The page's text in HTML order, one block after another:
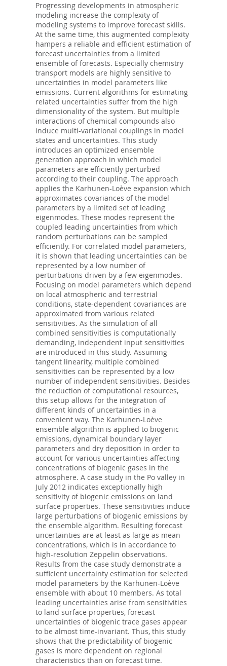
Progressing developments in atmospheric
modeling increase the complexity of
modeling systems to improve forecast skills.
At the same time, this augmented complexity
hampers a reliable and efficient estimation of
forecast uncertainties from a limited
ensemble of forecasts. Especially chemistry
transport models are highly sensitive to
uncertainties in model parameters like
emissions. Current algorithms for estimating
related uncertainties suffer from the high
dimensionality of the system. But multiple
interactions of chemical compounds also
induce multi-variational couplings in model
states and uncertainties. This study
introduces an optimized ensemble
generation approach in which model
parameters are efficiently perturbed
according to their coupling. The approach
applies the Karhunen-Loève expansion which
approximates covariances of the model
parameters by a limited set of leading
eigenmodes. These modes represent the
coupled leading uncertainties from which
random perturbations can be sampled
efficiently. For correlated model parameters,
it is shown that leading uncertainties can be
represented by a low number of
perturbations driven by a few eigenmodes.
Focusing on model parameters which depend
on local atmospheric and terrestrial
conditions, state-dependent covariances are
approximated from various related
sensitivities. As the simulation of all
combined sensitivities is computationally
demanding, independent input sensitivities
are introduced in this study. Assuming
tangent linearity, multiple combined
sensitivities can be represented by a low
number of independent sensitivities. Besides
the reduction of computational resources,
this setup allows for the integration of
different kinds of uncertainties in a
convenient way. The Karhunen-Loève
ensemble algorithm is applied to biogenic
emissions, dynamical boundary layer
parameters and dry deposition in order to
account for various uncertainties affecting
concentrations of biogenic gases in the
atmosphere. A case study in the Po valley in
July 2012 indicates exceptionally high
sensitivity of biogenic emissions on land
surface properties. These sensitivities induce
large perturbations of biogenic emissions by
the ensemble algorithm. Resulting forecast
uncertainties are at least as large as mean
concentrations, which is in accordance to
high-resolution Zeppelin observations.
Results from the case study demonstrate a
sufficient uncertainty estimation for selected
model parameters by the Karhunen-Loève
ensemble with about 10 members. As total
leading uncertainties arise from sensitivities
to land surface properties, forecast
uncertainties of biogenic trace gases appear
to be almost time-invariant. Thus, this study
shows that the predictability of biogenic
gases is more dependent on regional
characteristics than on forecast time.